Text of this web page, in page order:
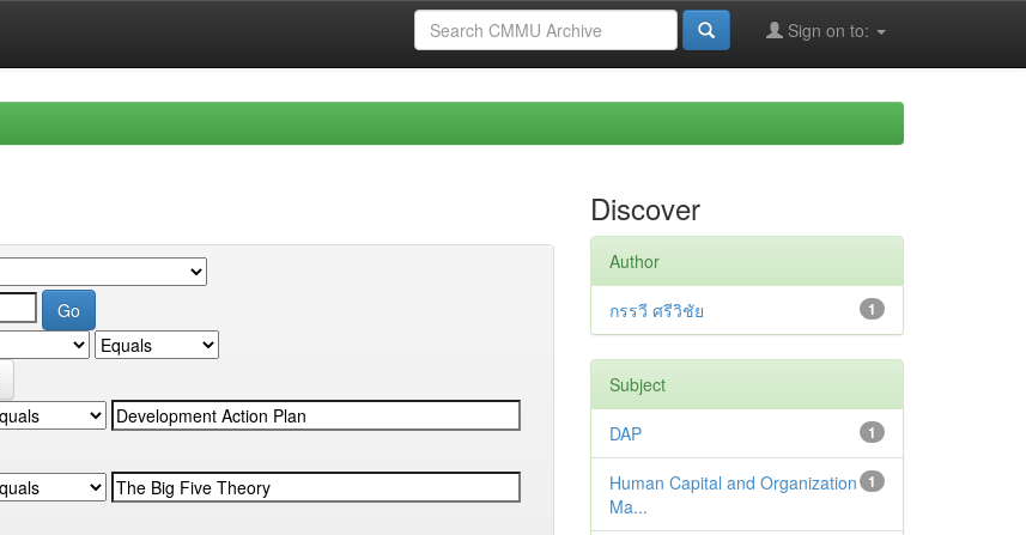
Sign on to:
Discover
Author
1
กรรวี ศรีวิชัย
Subject
1
DAP
1
Human Capital and Organization
Ma...